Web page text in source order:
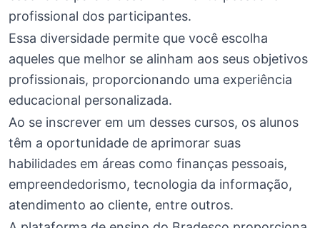
profissional dos participantes.
Essa diversidade permite que você escolha
aqueles que melhor se alinham aos seus objetivos
profissionais, proporcionando uma experiência
educacional personalizada.
Ao se inscrever em um desses cursos, os alunos
têm a oportunidade de aprimorar suas
habilidades em áreas como finanças pessoais,
empreendedorismo, tecnologia da informação,
atendimento ao cliente, entre outros.